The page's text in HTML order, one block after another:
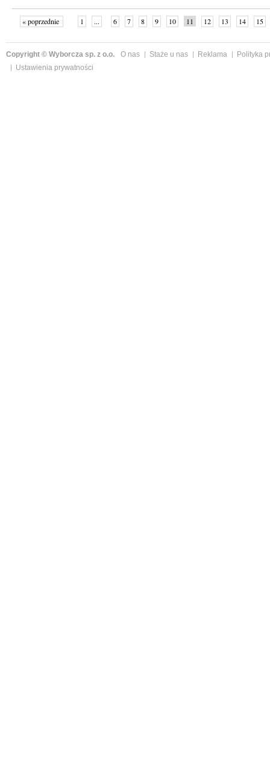
« poprzednie 1 ... 6 7 8 9 10 11 12 13 14 15
Copyright © Wyborcza sp. z o.o. O nas Staże u nas Reklama
Polityka
Ustawienia prywatności